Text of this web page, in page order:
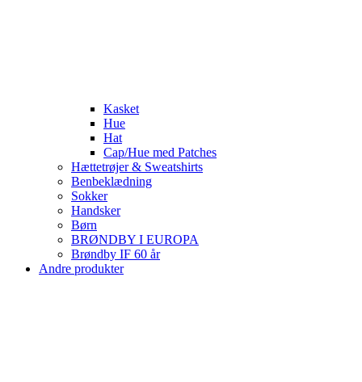
Kasket
Hue
Hat
Cap/Hue med Patches
Hættetrøjer & Sweatshirts
Benbeklædning
Sokker
Handsker
Børn
BRØNDBY I EUROPA
Brøndby IF 60 år
Andre produkter